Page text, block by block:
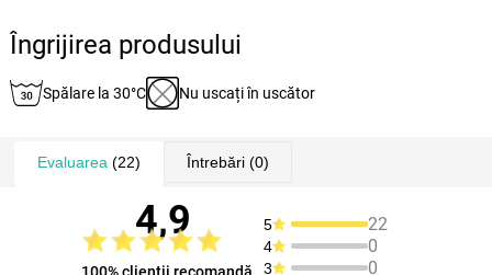
Îngrijirea produsului
Spălare la 30°C Nu uscați în uscător
Evaluarea (22) Întrebări(0)
4,9 5 22
4 0
3 0